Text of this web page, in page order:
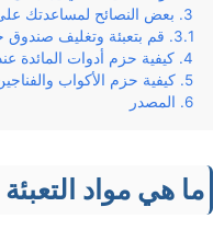
بعض النصائح لمساعدتك
قم بتعبئة وتغليف صندوق
كيفية حزم أدوات المائدة
كيفية حزم الأكواب
المصدر
ما هي مواد